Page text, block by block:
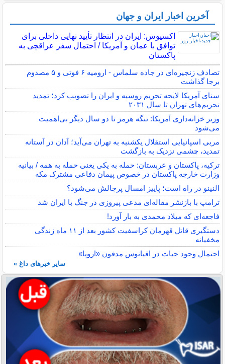
آخرین اخبار ایران و جهان
اکسیوس: ایران در انتظار تأیید نهایی داخلی برای
توافق با عمان و آمریکا / احتمال سفر عراقچی به
پاکستان
تصادف زنجیره‌ای در جاده سلماس - ارومیه ۶ فوتی و ۵ مصدوم
برجا گذاشت
سنای آمریکا لایحه تحریم روسیه و ایران را تصویب کرد؛ تمدید
تحریم‌های تهران تا سال ۲۰۳۱
وزیر خزانه‌داری آمریکا: تنگه هرمز تا دو سال دیگر بی‌اهمیت
می‌شود
مربی اسپانیایی استقلال یکشنبه به تهران می‌آید؛ آدان در آستانه
تمدید، چشمی نزدیک به بازگشت
ترکیه، پاکستان و عربستان: حمله به یکی یعنی حمله به همه / بیانیه
وزارت خارجه پاکستان در خصوص پیمان دفاعی مشترک مکه
النینو در راه است؛ پاییز امسال پرچالش می‌شود؟
ترامپ با بازنشر مقاله‌ای مدعی پیروزی در جنگ با ایران شد
فاجعه‌ای که میلاد محمدی به بار آورد!
دستگیری قاتل قهرمان کراسفیت کشور بعد از ۱۱ ماه زندگی
مخفیانه
احتمال وجود حیات در اقیانوس مدفون «اروپا»
سایر خبرهای داغ »